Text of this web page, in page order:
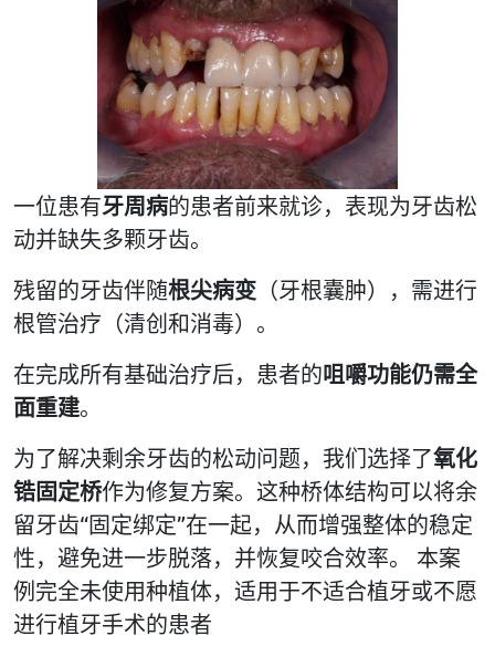
一位患有牙周病的患者前来就诊，表现为牙齿松
动并缺失多颗牙齿。
残留的牙齿伴随根尖病变 （牙根囊肿），需进行
根管治疗（清创和消毒）。
在完成所有基础治疗后，患者的咀嚼功能仍需全
面重建。
为了解决剩余牙齿的松动问题，我们选择了氧化
锆固定桥作为修复方案。这种桥体结构可以将余
留牙齿“固定绑定”在一起，从而增强整体的稳定
性，避免进一步脱落，并恢复咬合效率。 本案
例完全未使用种植体，适用于不适合植牙或不愿
进行植牙手术的患者